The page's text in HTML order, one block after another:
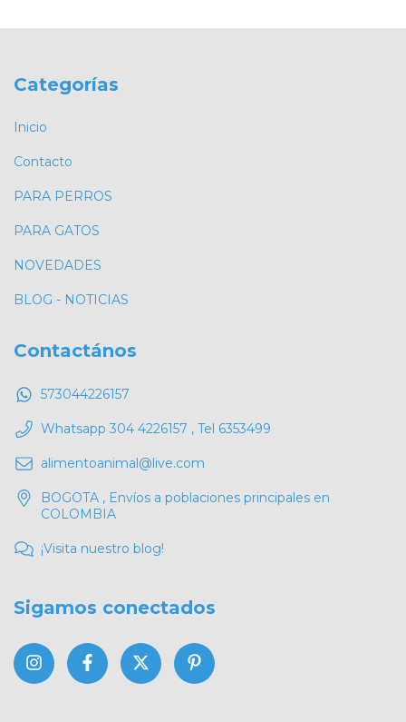
Categorías
Inicio
Contacto
PARA PERROS
PARA GATOS
NOVEDADES
BLOG - NOTICIAS
Contactános
573044226157
Whatsapp 304 4226157 , Tel 6353499
alimentoanimal@live.com
BOGOTA , Envíos a poblaciones principales en
COLOMBIA
¡Visita nuestro blog!
Sigamos conectados